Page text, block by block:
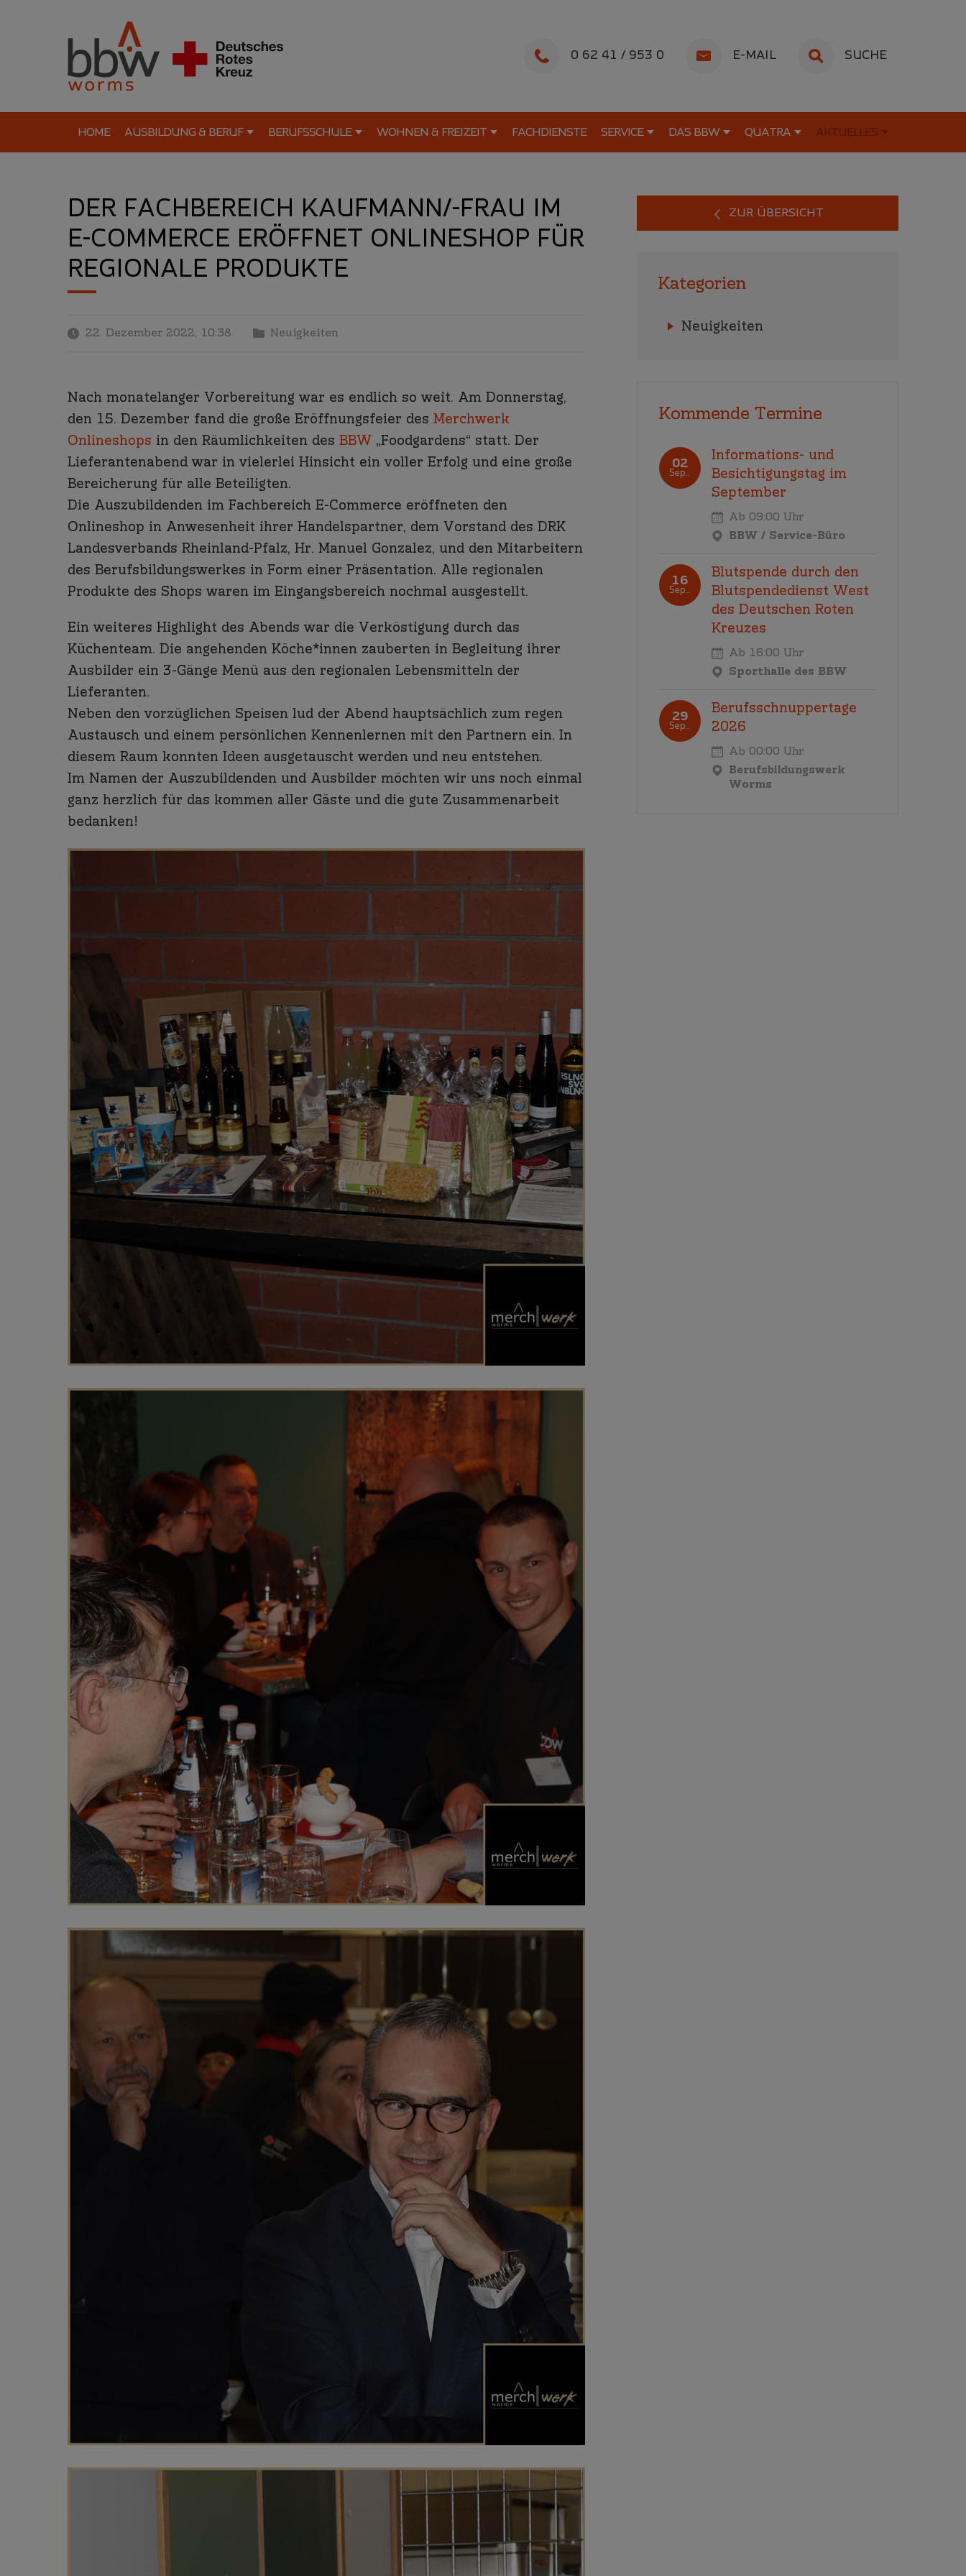
0 62 41 / 953 0 E-MAIL SUCHE
HOME AUSBILDUNG & BERUF BERUFSSCHULE WOHNEN & FREIZEIT FACHDIENSTE SERVICE DAS BBW QUATRA AKTUELLES
DER FACHBEREICH KAUFMANN/-FRAU IM
E-COMMERCE ERÖFFNET ONLINESHOP FÜR
REGIONALE PRODUKTE
22. Dezember 2022, 10:38 Neuigkeiten
Nach monatelanger Vorbereitung war es endlich so weit. Am Donnerstag,
den 15. Dezember fand die große Eröffnungsfeier desMerchwerk
Onlineshops in den Räumlichkeiten desBBW „Foodgardens“ statt. Der
Lieferantenabend war in vielerlei Hinsicht ein voller Erfolg und eine große
Bereicherung für alle Beteiligten.
Die Auszubildenden im Fachbereich E-Commerce eröffneten den
Onlineshop in Anwesenheit ihrer Handelspartner, dem Vorstand des DRK
Landesverbands Rheinland-Pfalz, Hr. Manuel Gonzalez, und den Mitarbeitern
des Berufsbildungswerkes in Form einer Präsentation. Alle regionalen
Produkte des Shops waren im Eingangsbereich nochmal ausgestellt.
Ein weiteres Highlight des Abends war die Verköstigung durch das
Küchenteam. Die angehenden Köche*innen zauberten in Begleitung ihrer
Ausbilder ein 3-Gänge Menü aus den regionalen Lebensmitteln der
Lieferanten.
Neben den vorzüglichen Speisen lud der Abend hauptsächlich zum regen
Austausch und einem persönlichen Kennenlernen mit den Partnern ein. In
diesem Raum konnten Ideen ausgetauscht werden und neu entstehen.
Im Namen der Auszubildenden und Ausbilder möchten wir uns noch einmal
ganz herzlich für das kommen aller Gäste und die gute Zusammenarbeit
bedanken!
ZUR ÜBERSICHT
Kategorien
Neuigkeiten
Kommende Termine
02
Sep..
Informations- und
Besichtigungstag im
September
Ab 09:00 Uhr
BBW / Service-Büro
16
Sep..
Blutspende durch den
Blutspendedienst West
des Deutschen Roten
Kreuzes
Ab 16:00 Uhr
Sporthalle des BBW
29
Sep..
Berufsschnuppertage
2026
Ab 00:00 Uhr
Berufsbildungswerk
Worms